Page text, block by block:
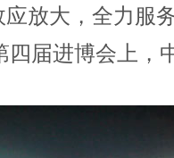
放大，全力服
四届进博会上，